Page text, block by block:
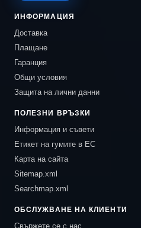
ИНФОРМАЦИЯ
Доставка
Плащане
Гаранция
Общи условия
Защита на лични данни
ПОЛЕЗНИ ВРЪЗКИ
Информация и съвети
Етикет на гумите в ЕС
Карта на сайта
Sitemap.xml
Searchmap.xml
ОБСЛУЖВАНЕ НА КЛИЕНТИ
Свържете се с нас